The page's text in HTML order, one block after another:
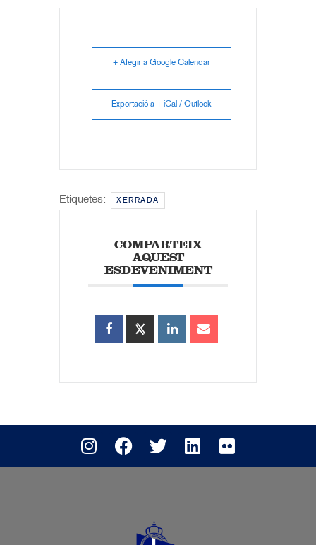
+ Afegir a Google Calendar
Exportació a + iCal / Outlook
Etiquetes: XERRADA
COMPARTEIX
AQUEST
ESDEVENIMENT